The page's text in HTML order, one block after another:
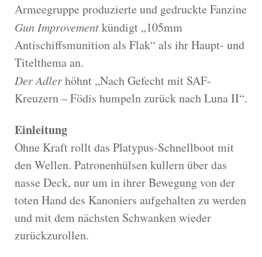
Armeegruppe produzierte und gedruckte Fanzine
Gun Improvementkündigt „105mm
Antischiffsmunition als Flak“ als ihr Haupt- und
Titelthema an.
Der Adlerhöhnt „Nach Gefecht mit SAF-
Kreuzern – Födis humpeln zurück nach Luna II“.
Einleitung
Ohne Kraft rollt das Platypus-Schnellboot mit
den Wellen. Patronenhülsen kullern über das
nasse Deck, nur um in ihrer Bewegung von der
toten Hand des Kanoniers aufgehalten zu werden
und mit dem nächsten Schwanken wieder
zurückzurollen.